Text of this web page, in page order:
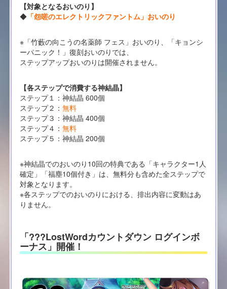
【対象となるおいのり】
◆「怨嗟のエレクトリックファントム」おいのり
※「竹藪の向こうの名薬師 フェス」おいのり、「キョンシ
ーパニック！」復刻おいのりでは、
ステップアップおいのりは開催されません。
【各ステップで消費する神結晶】
ステップ１：神結晶 600個
ステップ２： 無料
ステップ３：神結晶 400個
ステップ４： 無料
ステップ５：神結晶 200個
※神結晶でのおいのり10回の特典である「キャラクター1人
確定」「福塵10個付き」は、無料分も含めた全ステップで
対象となります。
※各ステップでのおいのりにおける、排出内容に変動はあ
りません。
「???LostWordカウントダウン ログインボ
ーナス」開催！